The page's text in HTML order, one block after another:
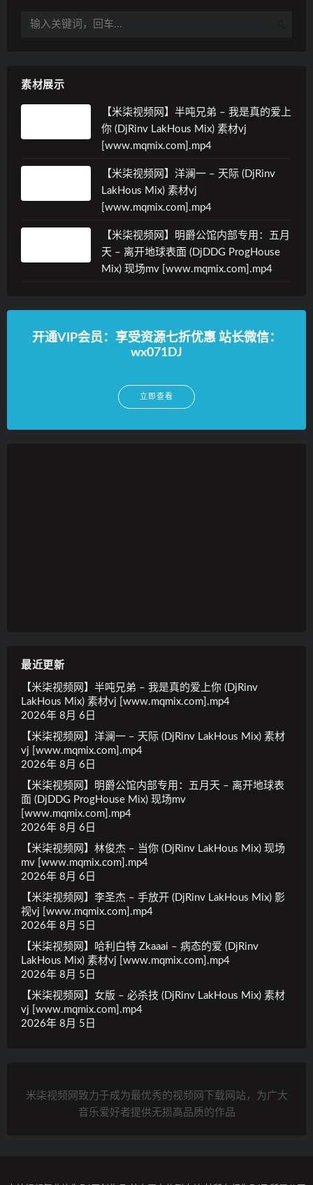
素材展示
【米柒视频网】半吨兄弟 – 我是真的爱上
你 (DjRinv LakHous Mix) 素材vj
[www.mqmix.com].mp4
【米柒视频网】洋澜一 – 天际 (DjRinv
LakHous Mix) 素材vj
[www.mqmix.com].mp4
【米柒视频网】明爵公馆内部专用：五月
天 – 离开地球表面 (DjDDG ProgHouse
Mix) 现场mv [www.mqmix.com].mp4
开通VIP会员：享受资源七折优惠 站长微信：
wx071DJ
立即查看
最近更新
【米柒视频网】半吨兄弟 – 我是真的爱上你 (DjRinv
LakHous Mix) 素材vj [www.mqmix.com].mp4
2026年 8月 6日
【米柒视频网】洋澜一 – 天际 (DjRinv LakHous Mix) 素材
vj [www.mqmix.com].mp4
2026年 8月 6日
【米柒视频网】明爵公馆内部专用：五月天 – 离开地球表
面 (DjDDG ProgHouse Mix) 现场mv
[www.mqmix.com].mp4
2026年 8月 6日
【米柒视频网】林俊杰 – 当你 (DjRinv LakHous Mix) 现场
mv [www.mqmix.com].mp4
2026年 8月 6日
【米柒视频网】李圣杰 – 手放开 (DjRinv LakHous Mix) 影
视vj [www.mqmix.com].mp4
2026年 8月 5日
【米柒视频网】哈利白特 Zkaaai – 病态的爱 (DjRinv
LakHous Mix) 素材vj [www.mqmix.com].mp4
2026年 8月 5日
【米柒视频网】女版 – 必杀技 (DjRinv LakHous Mix) 素材
vj [www.mqmix.com].mp4
2026年 8月 5日
米柒视频网致力于成为最优秀的视频网下载网站，为广大
音乐爱好者提供无损高品质的作品